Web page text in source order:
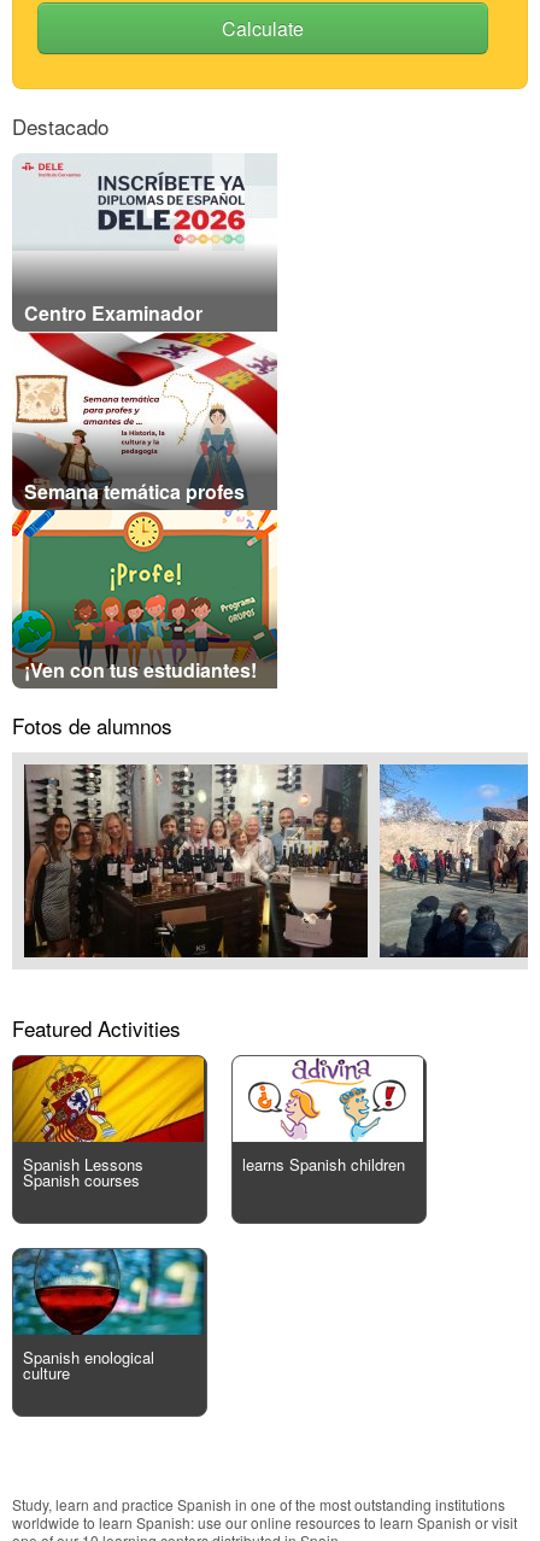
Calculate
Destacado
Centro Examinador
Semana temática profes
¡Ven con tus estudiantes!
Fotos de alumnos
Featured Activities
Spanish Lessons
Spanish courses
learns Spanish children
Spanish enological
culture
Study, learn and practice Spanish in one of the most outstanding institutions
worldwide to learn Spanish: use our online resources to learn Spanish or visit